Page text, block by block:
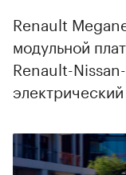
Renault
модульной
Renault-